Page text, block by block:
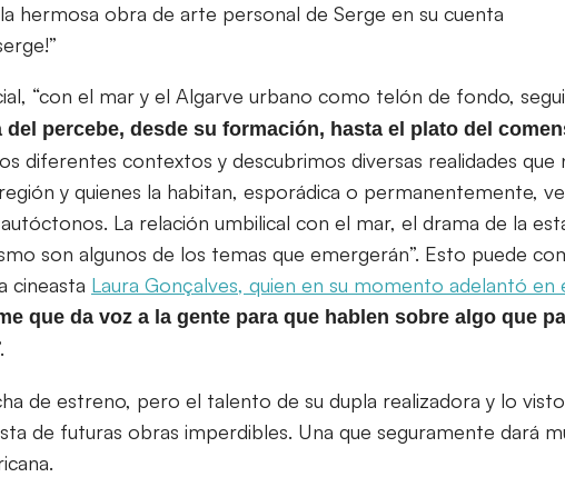
la hermosa obra de arte personal de Serge en su cuenta
“con el mar y el Algarve urbano como telón de fondo,
percebe, desde su formación, hasta el plato del
diferentes contextos y descubrimos diversas realidades que
y quienes la habitan, esporádica o permanentemente,
La relación umbilical con el mar, el drama de la
son algunos de los temas que emergerán”. Esto puede
cineasta Laura Gonçalves, quien en su momento adelantó en
que da voz a la gente para que hablen sobre algo que
de estreno, pero el talento de su dupla realizadora y lo
de futuras obras imperdibles. Una que seguramente dará